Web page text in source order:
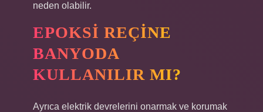
neden olabilir.
EPOKSI REÇINE
BANYODA
KULLANILIR MI?
Ayrıca elektrik devrelerini onarmak ve korumak